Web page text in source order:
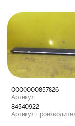
0000000857826
Артикул
84540922
Артикул